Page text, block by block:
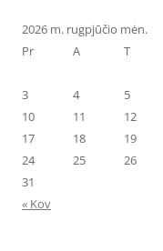
2026 m. rugpjūčio mėn.
Pr
A T
3
4 5
10
11 12
17
18 19
24
25 26
31
« Kov